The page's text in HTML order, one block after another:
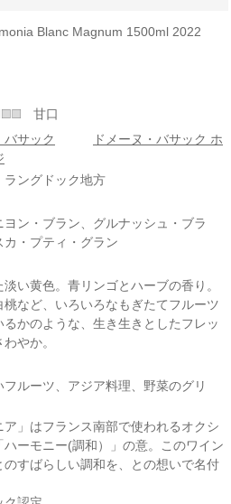
Blanc Magnum 1500ml 2022
甘口
バサック
ドメーヌ・バサック ホ
ングドック地方
ヨン・ブラン、グルナッシュ・ブラ
カ・プティ・グラン
い黄色。青リンゴとハーブの香り。
桃など、いろいろなもぎたてフルーツ
るかのような、生き生きとしたフレッ
やか。
フルーツ、アジア料理、野菜のグリ
ア」はフランス南部で使われるオクシ
ハーモニー(調和）」の意。このワイン
のすばらしい調和を、との想いで名付